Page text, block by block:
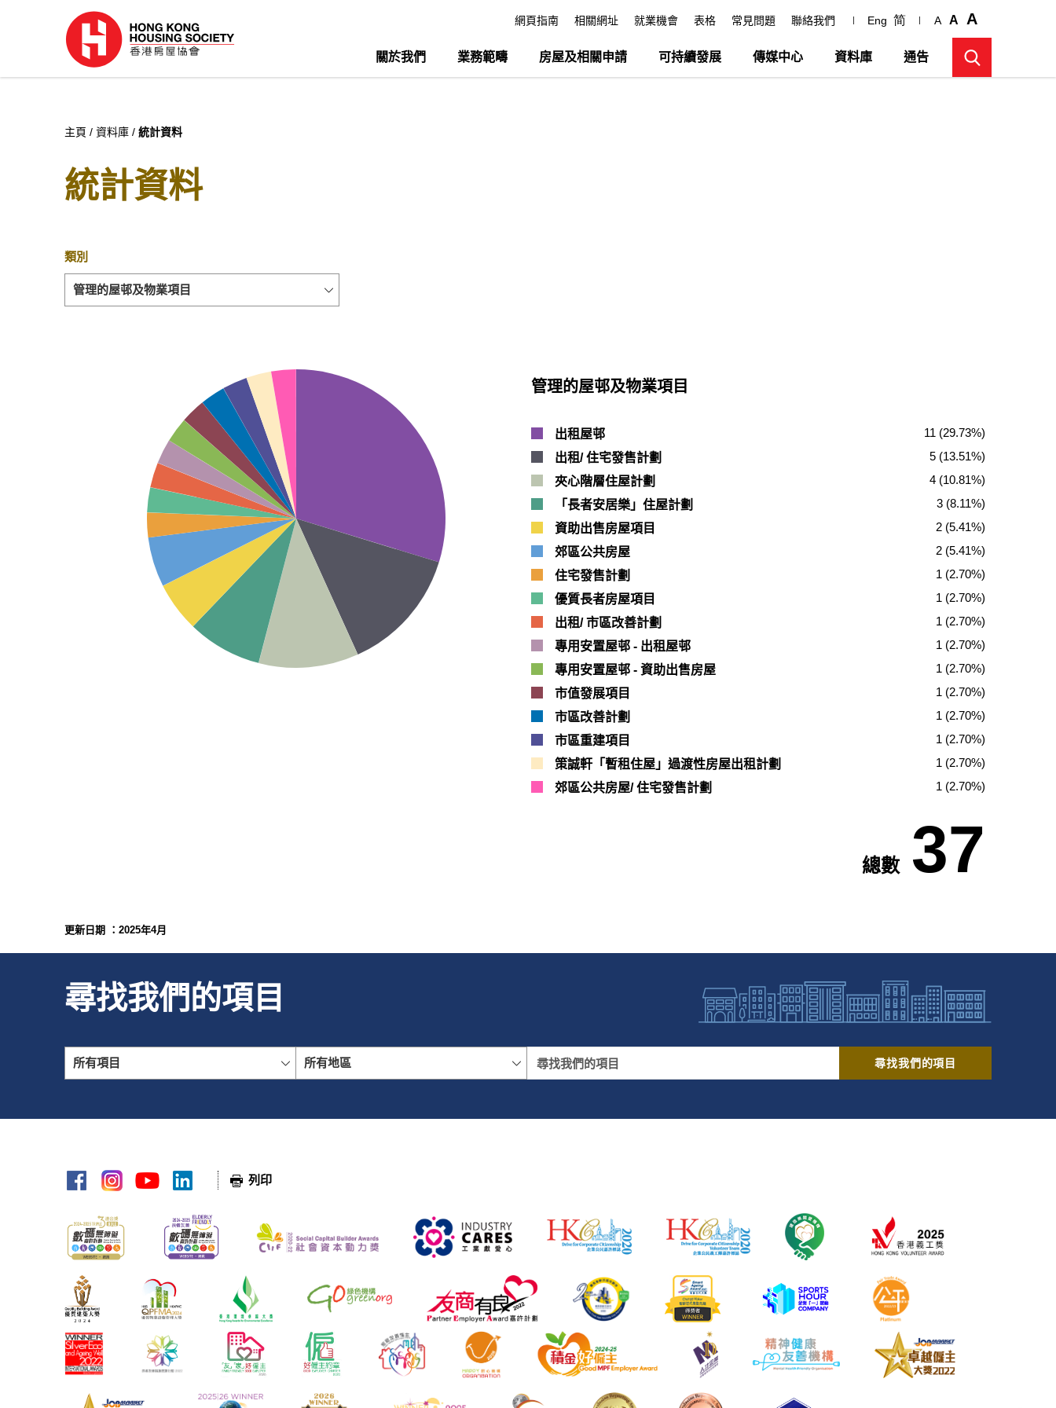
網頁指南 相關網址 就業機會 表格 常見問題 聯絡我們 Eng 简 A A A
關於我們 業務範疇 房屋及相關申請 可持續發展 傳媒中心 資料庫 通告
主頁 資料庫 統計資料
統計資料
類別
管理的屋邨及物業項目
管理的屋邨及物業項目
出租屋邨
11 (29.73%)
出租/ 住宅發售計劃
5 (13.51%)
夾心階層住屋計劃
4 (10.81%)
「長者安居樂」住屋計劃
3 (8.11%)
資助出售房屋項目
2 (5.41%)
郊區公共房屋
2 (5.41%)
住宅發售計劃
1 (2.70%)
優質長者房屋項目
1 (2.70%)
出租/ 市區改善計劃
1 (2.70%)
專用安置屋邨 - 出租屋邨
1 (2.70%)
專用安置屋邨 - 資助出售房屋
1 (2.70%)
市值發展項目
1 (2.70%)
市區改善計劃
1 (2.70%)
市區重建項目
1 (2.70%)
策誠軒「暫租住屋」過渡性房屋出租計劃
1 (2.70%)
郊區公共房屋/ 住宅發售計劃
1 (2.70%)
總數 37
更新日期 ：2025年4月
尋找我們的項目
所有項目 所有地區 尋找我們的項目
網頁指南 列印